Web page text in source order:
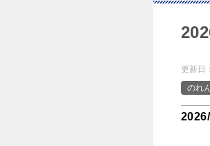
更新日：
のれ